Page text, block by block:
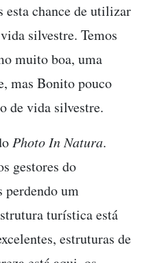
esta chance de utilizar
silvestre. Temos
muito boa, uma
mas Bonito pouco
de vida silvestre.
Photo In Natura.
gestores do
um
turística está
estruturas de